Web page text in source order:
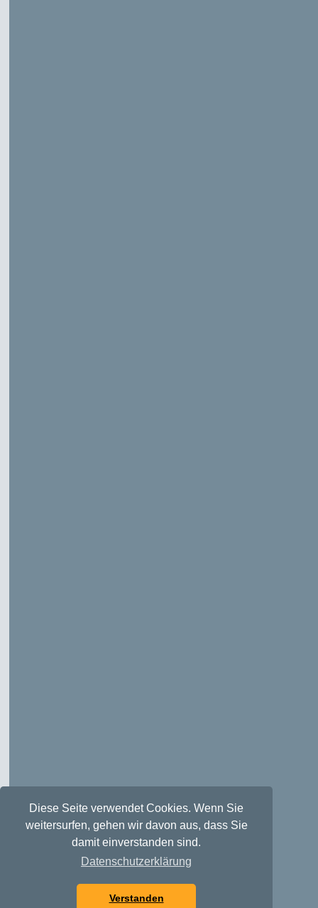
Diese Seite verwendet Cookies. Wenn Sie
weitersurfen, gehen wir davon aus, dass Sie
damit einverstanden sind.
Datenschutzerklärung
Verstanden